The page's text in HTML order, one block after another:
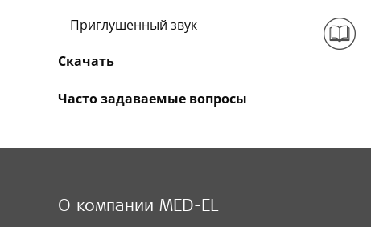
Приглушенный звук
Скачать
Часто задаваемые вопросы
О компании MED-EL